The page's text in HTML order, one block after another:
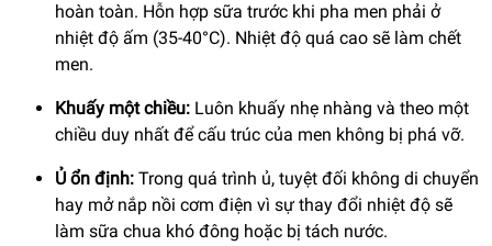
hoàn toàn. Hỗn hợp sữa trước khi pha men phải ở
nhiệt độ ấm (35-40°C). Nhiệt độ quá cao sẽ làm chết
men.
Khuấy một chiều: Luôn khuấy nhẹ nhàng và theo một
chiều duy nhất để cấu trúc của men không bị phá vỡ.
Ủ ổn định: Trong quá trình ủ, tuyệt đối không di chuyển
hay mở nắp nồi cơm điện vì sự thay đổi nhiệt độ sẽ
làm sữa chua khó đông hoặc bị tách nước.